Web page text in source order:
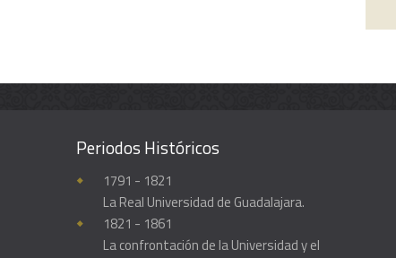
Enciclopedia histórica y biográfica de la Universidad de Guadalajara
Periodos Históricos
1791 - 1821
La Real Universidad de Guadalajara.
1821 - 1861
La confrontación de la Universidad y el